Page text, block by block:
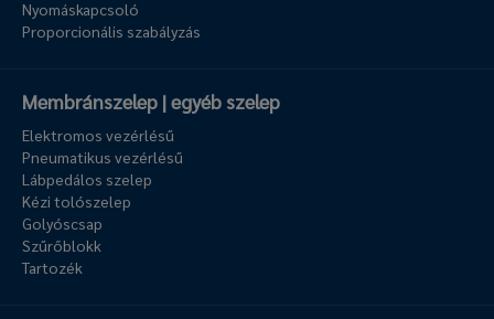
Nyomáskapcsoló
Proporcionális szabályzás
Membránszelep | egyéb szelep
Elektromos vezérlésű
Pneumatikus vezérlésű
Lábpedálos szelep
Kézi tolószelep
Golyóscsap
Szűrőblokk
Tartozék